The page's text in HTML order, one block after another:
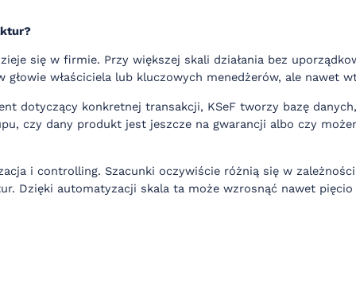
się w firmie. Przy większej skali działania bez
głowie właściciela lub kluczowych menedżerów, ale
dotyczący konkretnej transakcji, KSeF tworzy bazę
czy dany produkt jest jeszcze na gwarancji albo czy
i controlling. Szacunki oczywiście różnią się w
Dzięki automatyzacji skala ta może wzrosnąć nawet